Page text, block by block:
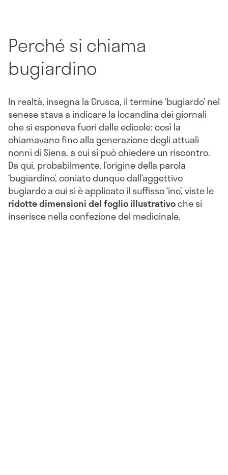
Perché si chiama
bugiardino
In realtà, insegna la Crusca, il termine ‘bugiardo’ nel
senese stava a indicare la locandina dei giornali
che si esponeva fuori dalle edicole: così la
chiamavano fino alla generazione degli attuali
nonni di Siena, a cui si può chiedere un riscontro.
Da qui, probabilmente, l’origine della parola
‘bugiardino’, coniato dunque dall’aggettivo
bugiardo a cui si è applicato il suffisso ‘ino’, viste le
ridotte dimensioni del foglio illustrativoche si
inserisce nella confezione del medicinale.